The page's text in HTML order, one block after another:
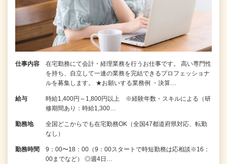
仕事内容
在宅勤務にて会計・経理業務を行うお仕事です。 高い専門性
を持ち、自立して一連の業務を完結できるプロフェッショナ
ルを募集します。 ★お願いする業務例 ・決算…
給与
時給1,400円～1,800円以上 ※経験年数・スキルによる（研
修期間あり：時給1,300…
勤務地
全国どこからでも在宅勤務OK（全国47都道府県対応、転勤
なし）
勤務時間
9：00〜18：00（9：00スタートで時短勤務は応相談※16：
00までなど） ◎週4日…